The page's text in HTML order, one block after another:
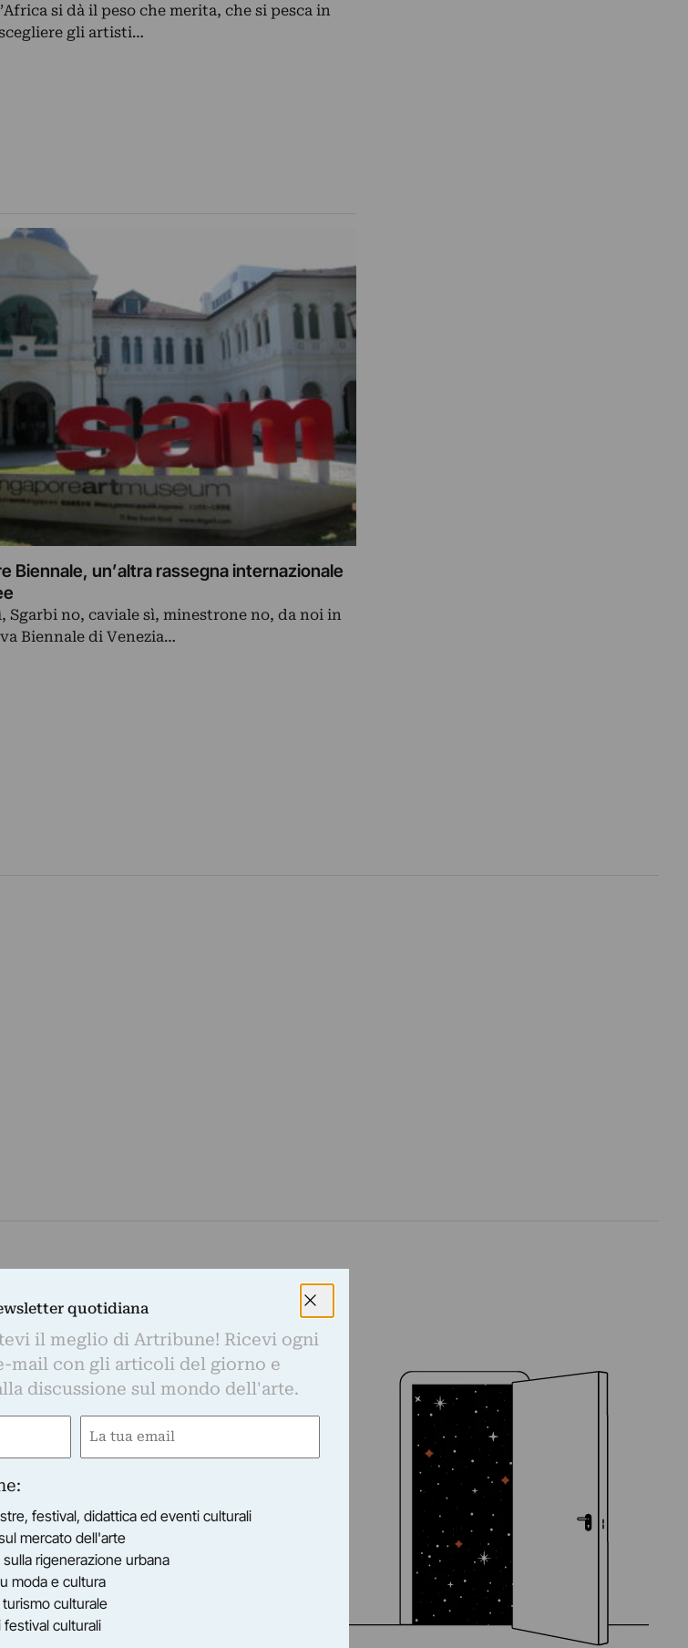
si dà il peso che merita, che si pesca in
gli artisti…
Biennale, un’altra rassegna internazionale
Sgarbi no, caviale sì, minestrone no, da noi in
Biennale di Venezia…
quotidiana
il meglio di Artribune! Ricevi ogni
mail con gli articoli del giorno e
discussione sul mondo dell'arte.
Email
festival, didattica ed eventi culturali
mercato dell'arte
sulla rigenerazione urbana
moda e cultura
culturale
festival culturali